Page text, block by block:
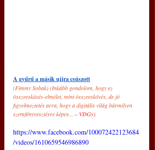
A gyűrű a másik ujjra csúszott
(Fimmy Sobak) (Inkább gondolom, hogy ez
összeesküvés-elmélet, mint összeeskövés, de jó
figyelmeztetés arra, hogy a digitális világ bármilyen
szemfényvesztésre képes... ‒ VDGy)
https://www.facebook.com/100072422123684
/videos/1610659546986890